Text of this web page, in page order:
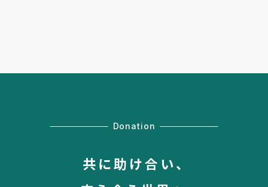
Donation
共に助け合い、